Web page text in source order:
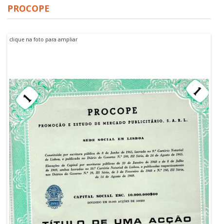
KF 35453 $75
PROCOPE
clique na foto para ampliar